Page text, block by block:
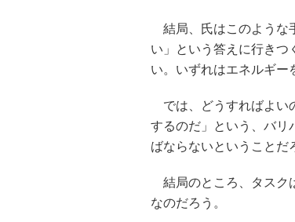
結局、氏はこのような
い」という答えに行きつ
い。いずれはエネルギー
では、どうすればよい
するのだ」という、バリ
ばならないということだ
結局のところ、タスク
なのだろう。